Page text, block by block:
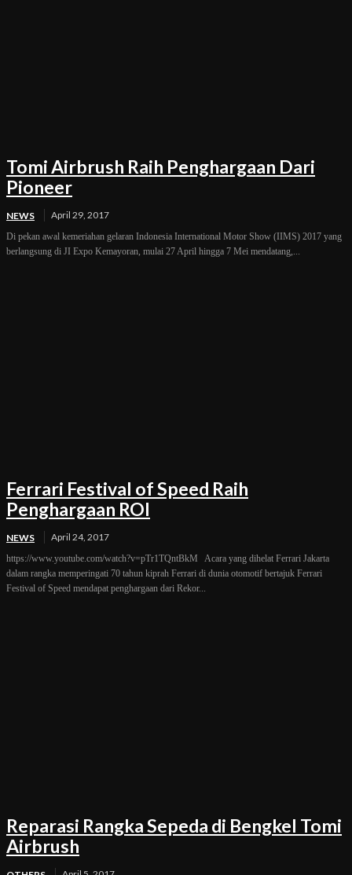
Tomi Airbrush Raih Penghargaan Dari
Pioneer
NEWS April 29, 2017
Di pekan awal kemeriahan gelaran Indonesia International Motor Show (IIMS) 2017 yang
berlangsung di JI Expo Kemayoran, mulai 27 April hingga 7 Mei mendatang,...
Ferrari Festival of Speed Raih
Penghargaan ROI
NEWS April 24, 2017
https://www.youtube.com/watch?v=pTr1TQntBkM Acara yang dihelat Ferrari Jakarta
dalam rangka memperingati 70 tahun kiprah Ferrari di dunia otomotif bertajuk Ferrari
Festival of Speed mendapat penghargaan dari Rekor...
Reparasi Rangka Sepeda di Bengkel Tomi
Airbrush